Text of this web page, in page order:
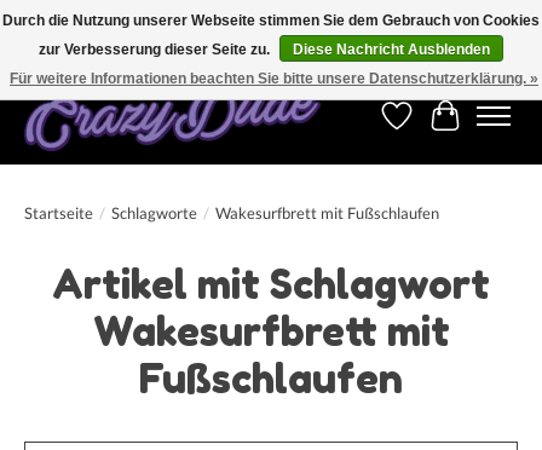
Kostenfreier Versand für Bestellungen ab 250 €. Weltweite Lieferung!
Wunschzettel
Ihr
Startseite / Schlagworte / Wakesurfbrett mit Fußschlaufen
Artikel mit Schlagwort
Wakesurfbrett mit
Fußschlaufen
Durch die Nutzung unserer Webseite stimmen Sie dem Gebrauch von Cookies
zur Verbesserung dieser Seite zu.
Diese Nachricht Ausblenden
Für weitere Informationen beachten Sie bitte unsere Datenschutzerklärung. »